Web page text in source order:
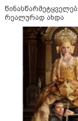
მეცნიერება
რეალურად ახდა